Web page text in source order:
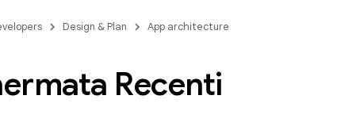
Design & Plan App architecture
Recenti